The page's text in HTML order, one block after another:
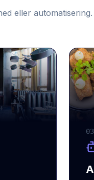
eller automatisering.
03